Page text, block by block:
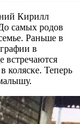
Кирилл
самых родов
Раньше в
в
встречаются
коляске. Теперь